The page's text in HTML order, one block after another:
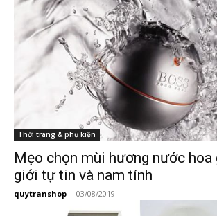
Thời trang & phụ kiện
Mẹo chọn mùi hương nước hoa
giới tự tin và nam tính
quytranshop - 03/08/2019